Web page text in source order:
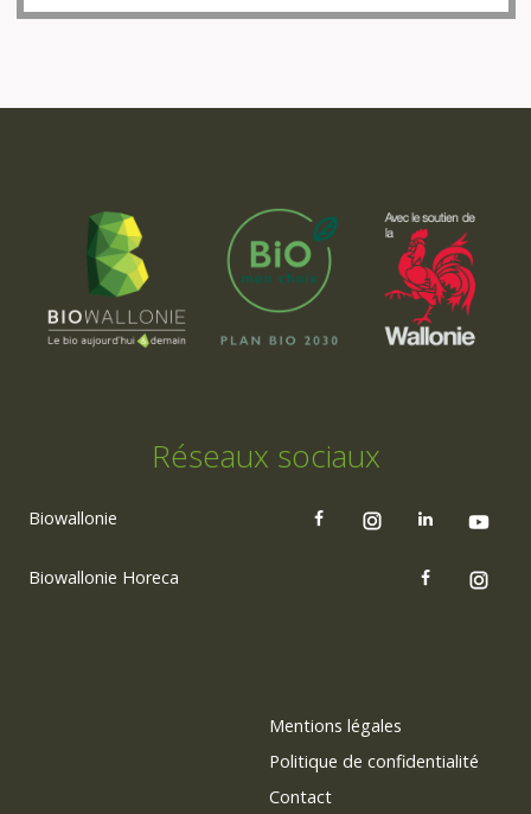
Réseaux sociaux
Biowallonie
Biowallonie Horeca
Mentions légales
Politique de confidentialité
Contact